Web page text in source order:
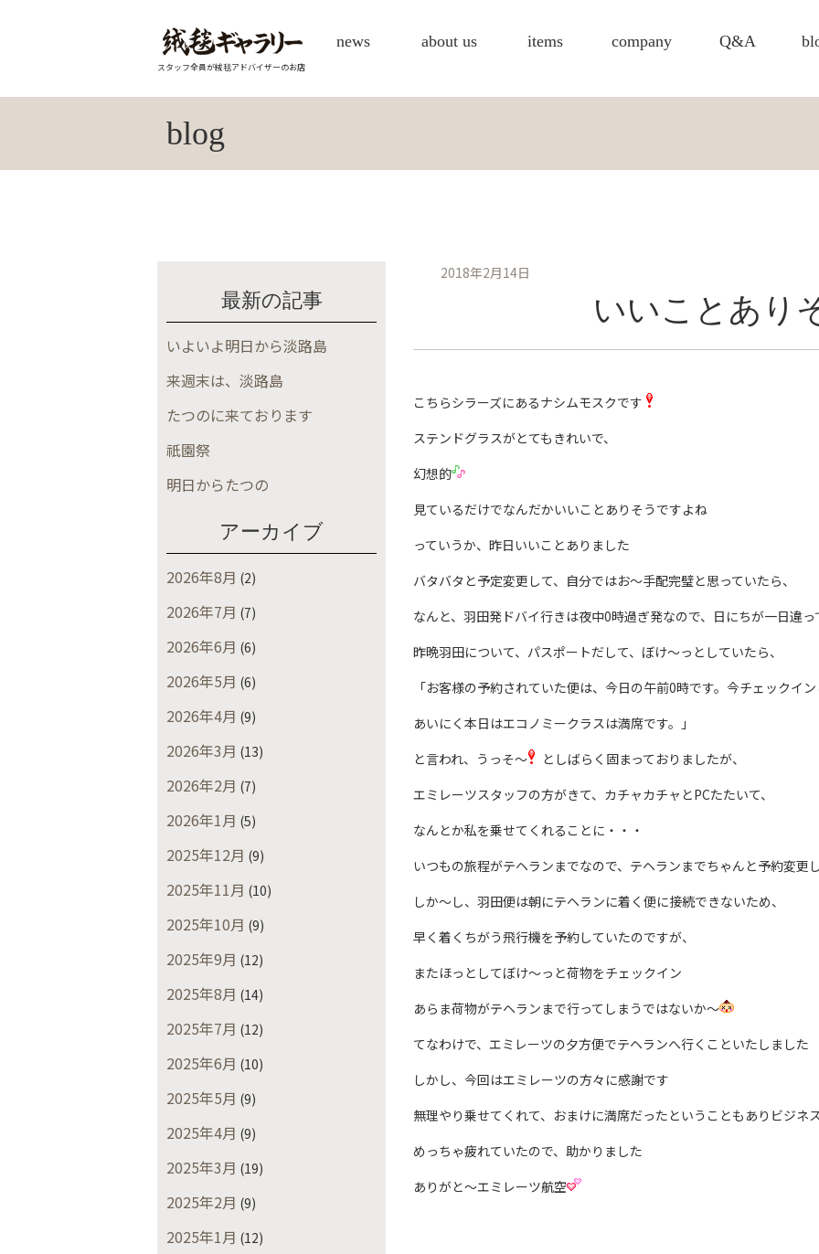
スタッフ全員が絨毯アドバイザーのお店
news about us items company Q&A
blog
最新の記事
いよいよ明日から淡路島
来週末は、淡路島
たつのに来ております
祇園祭
明日からたつの
アーカイブ
2026年8月 (2)
2026年7月 (7)
2026年6月 (6)
2026年5月 (6)
2026年4月 (9)
2026年3月 (13)
2026年2月 (7)
2026年1月 (5)
2025年12月 (9)
2025年11月 (10)
2025年10月 (9)
2025年9月 (12)
2025年8月 (14)
2025年7月 (12)
2025年6月 (10)
2025年5月 (9)
2025年4月 (9)
2025年3月 (19)
2025年2月 (9)
2025年1月 (12)
2018年2月14日
いいことあり
こちらシラーズにあるナシムモスクです
ステンドグラスがとてもきれいで、
幻想的
見ているだけでなんだかいいことありそうですよね
っていうか、昨日いいことありました
バタバタと予定変更して、自分ではお〜手配完璧と思っていたら、
なんと、羽田発ドバイ行きは夜中0時過ぎ発なので、日にちが一日違っ
昨晩羽田について、パスポートだして、ぼけ〜っとしていたら、
「お客様の予約されていた便は、今日の午前0時です。今チェックイ
あいにく本日はエコノミークラスは満席です。」
と言われ、うっそ〜
としばらく固まっておりましたが、
エミレーツスタッフの方がきて、カチャカチャとPCたたいて、
なんとか私を乗せてくれることに・・・
いつもの旅程がテヘランまでなので、テヘランまでちゃんと予約変更
しか〜し、羽田便は朝にテヘランに着く便に接続できないため、
早く着くちがう飛行機を予約していたのですが、
またほっとしてぼけ〜っと荷物をチェックイン
あらま荷物がテヘランまで行ってしまうではないか〜
てなわけで、エミレーツの夕方便でテヘランへ行くこといたしました
しかし、今回はエミレーツの方々に感謝です
無理やり乗せてくれて、おまけに満席だったということもありビジネ
めっちゃ疲れていたので、助かりました
ありがと〜エミレーツ航空